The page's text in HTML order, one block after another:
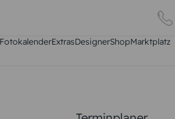
FotokalenderExtrasDesignerShopMarktplatz